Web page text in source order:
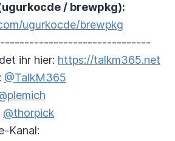
/ brewpkg):
ugurkocde/brewpkg
ihr hier: https://talkm365.net
@TalkM365
@thorpick
Kanal: